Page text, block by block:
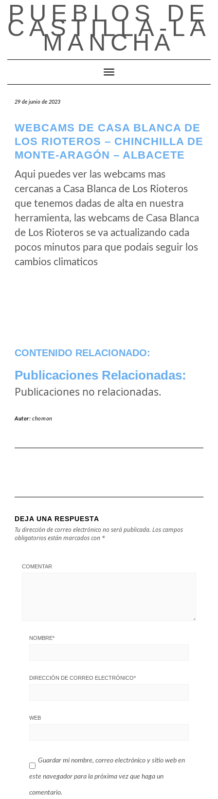
Saltar
contenido
PUEBLOS DE
CASTILLA-LA
MANCHA
Cambiar modo de navegación
29 de junio de 2023
WEBCAMS DE CASA BLANCA DE
LOS RIOTEROS – CHINCHILLA DE
MONTE-ARAGÓN – ALBACETE
Aqui puedes ver las webcams mas
cercanas a Casa Blanca de Los Rioteros
que tenemos dadas de alta en nuestra
herramienta, las webcams de Casa Blanca
de Los Rioteros se va actualizando cada
pocos minutos para que podais seguir los
cambios climaticos
CONTENIDO RELACIONADO:
Publicaciones Relacionadas:
Publicaciones no relacionadas.
Autor:chomon
DEJA UNA RESPUESTA
Tu dirección de correo electrónico no será publicada. Los campos
obligatorios están marcados con *
COMENTAR
NOMBRE*
DIRECCIÓN DE CORREO ELECTRÓNICO*
WEB
Guardar mi nombre, correo electrónico y sitio web en
este navegador para la próxima vez que haga un
comentario.